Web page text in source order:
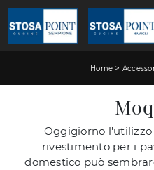
Home >
Oggigiorno
rivestimento per i
domestico può